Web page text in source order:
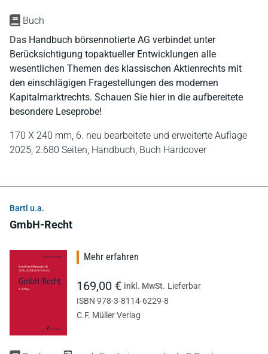
Buch
Das Handbuch börsennotierte AG verbindet unter
Berücksichtigung topaktueller Entwicklungen alle
wesentlichen Themen des klassischen Aktienrechts mit
den einschlägigen Fragestellungen des modernen
Kapitalmarktrechts. Schauen Sie hier in die aufbereitete
besondere Leseprobe!
170 X 240 mm, 6. neu bearbeitete und erweiterte Auflage
2025, 2.680 Seiten, Handbuch, Buch Hardcover
Bartl u.a.
GmbH-Recht
Mehr erfahren
169,00 € inkl. MwSt. Lieferbar
ISBN 978-3-8114-6229-8
C.F. Müller Verlag